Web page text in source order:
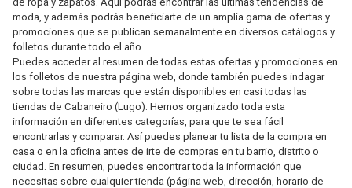
moda, y además podrás beneficiarte de un amplia gama de ofertas y
promociones que se publican semanalmente en diversos catálogos y
folletos durante todo el año.
Puedes acceder al resumen de todas estas ofertas y promociones en
los folletos de nuestra página web, donde también puedes indagar
sobre todas las marcas que están disponibles en casi todas las
tiendas de Cabaneiro (Lugo). Hemos organizado toda esta
información en diferentes categorías, para que te sea fácil
encontrarlas y comparar. Así puedes planear tu lista de la compra en
casa o en la oficina antes de irte de compras en tu barrio, distrito o
ciudad. En resumen, puedes encontrar toda la información que
necesitas sobre cualquier tienda (página web, dirección, horario de